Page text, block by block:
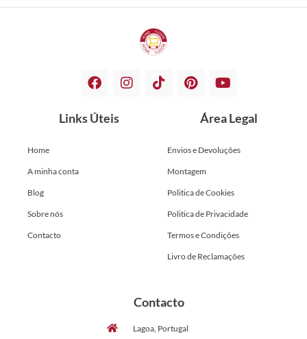
Links Úteis
Home
A minha conta
Blog
Sobre nós
Contacto
Área Legal
Envios e Devoluções
Montagem
Politica de Cookies
Politica de Privacidade
Termos e Condições
Livro de Reclamações
Contacto
Lagoa, Portugal